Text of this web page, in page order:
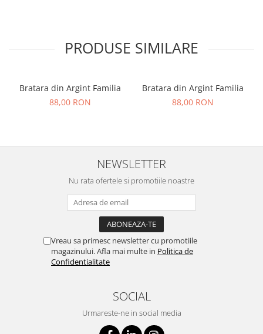
PRODUSE SIMILARE
Bratara din Argint Familia
88,00 RON
Bratara din Argint Familia
88,00 RON
NEWSLETTER
Nu rata ofertele si promotiile noastre
Vreau sa primesc newsletter cu promotiile
magazinului. Afla mai multe in Politica de
Confidentialitate
SOCIAL
Urmareste-ne in social media